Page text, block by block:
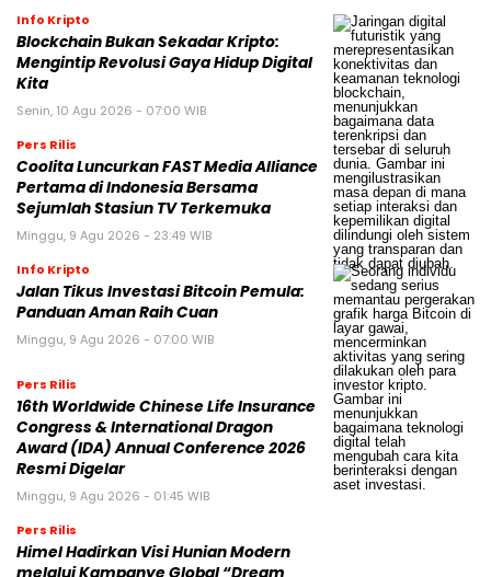
Info Kripto
Blockchain Bukan Sekadar Kripto:
Mengintip Revolusi Gaya Hidup Digital
Kita
Senin, 10 Agu 2026 - 07:00 WIB
Pers Rilis
Coolita Luncurkan FAST Media Alliance
Pertama di Indonesia Bersama
Sejumlah Stasiun TV Terkemuka
Minggu, 9 Agu 2026 - 23:49 WIB
Info Kripto
Jalan Tikus Investasi Bitcoin Pemula:
Panduan Aman Raih Cuan
Minggu, 9 Agu 2026 - 07:00 WIB
Pers Rilis
16th Worldwide Chinese Life Insurance
Congress & International Dragon
Award (IDA) Annual Conference 2026
Resmi Digelar
Minggu, 9 Agu 2026 - 01:45 WIB
Pers Rilis
Himel Hadirkan Visi Hunian Modern